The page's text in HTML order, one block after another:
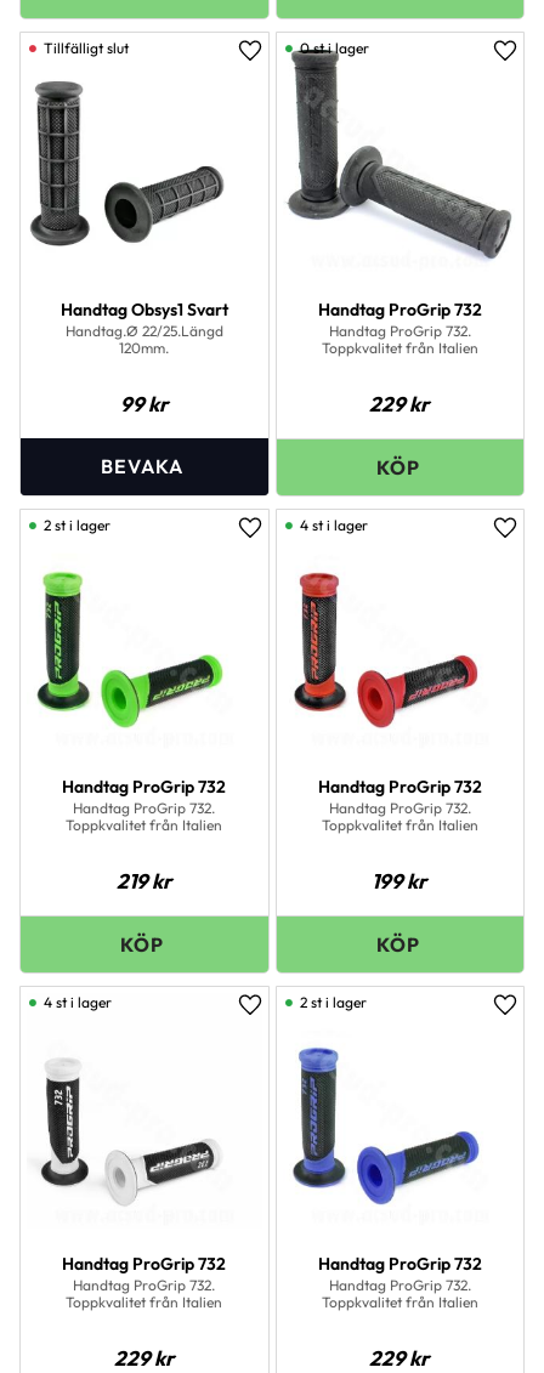
Handtag Obsys1 Svart
Handtag.Ø 22/25.Längd
120mm.
99kr
Lägg till i favoriter
Handtag ProGrip 732
Handtag ProGrip 732.
Toppkvalitet från Italien
229kr
0 st i lager
Handtag ProGrip 732
Handtag ProGrip 732.
Toppkvalitet från Italien
219kr
Lägg till i favoriter
2 st i lager
Handtag ProGrip 732
Handtag ProGrip 732.
Toppkvalitet från Italien
199kr
4 st i lager
Handtag ProGrip 732
Handtag ProGrip 732.
Toppkvalitet från Italien
229kr
Lägg till i favoriter
4 st i lager
Handtag ProGrip 732
Handtag ProGrip 732.
Toppkvalitet från Italien
229kr
2 st i lager